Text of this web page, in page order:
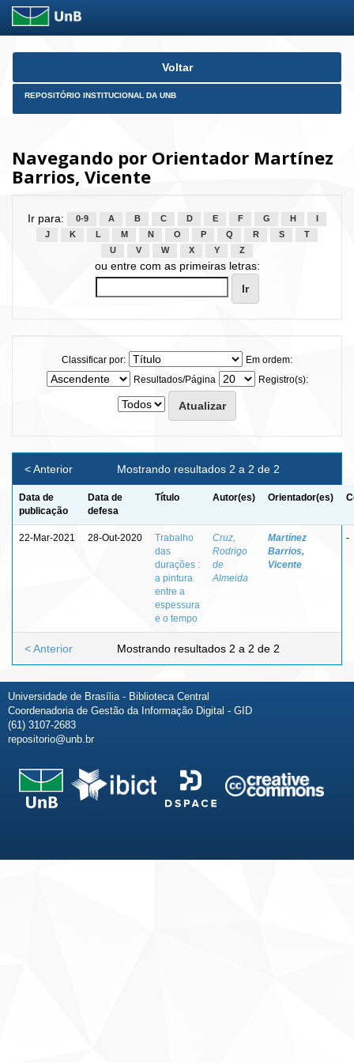
Skip
Voltar
REPOSITÓRIO INSTITUCIONAL DA UNB
Navegando por Orientador Martínez
Barrios, Vicente
Ir para: 0-9 A B C D E F G H
J
K L M N O P Q R S
T
U
V W X Y Z
ou entre com as primeiras letras:
Classificar por:
Em ordem:
Resultados/Página
Registro(s):
Mostrando resultados 2 a 2 de 2
< Anterior
Data de
publicação
Data de
defesa
Título Autor(es) Orientador(es)
22-Mar-2021 28-Out-2020
Trabalho
das
durações :
a pintura
entre a
espessura
e o tempo
Cruz,
Rodrigo
de
Almeida
Martínez
Barrios,
Vicente
-
Mostrando resultados 2 a 2 de 2
< Anterior
Universidade de Brasília - Biblioteca Central
Coordenadoria de Gestão da Informação Digital - GID
(61) 3107-2683
repositorio@unb.br